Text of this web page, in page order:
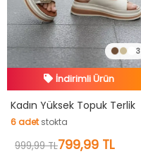
3
İndirimli Ürün
Hızlı Teslimat
İndirimli Ürün
Kadın Yüksek Topuk Terlik
6adetstokta
6adetstokta
999,99 TL799,99 TL